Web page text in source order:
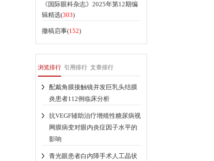
《国际眼科杂志》2025年第12期编
辑精选(303)
撤稿启事(152)
浏览排行 引用排行 文章排行
配戴角膜接触镜并发巨乳头结膜
炎患者112例临床分析
抗VEGF辅助治疗增殖性糖尿病视
网膜病变对眼内炎症因子水平的
影响
青光眼患者白内障手术人工晶状